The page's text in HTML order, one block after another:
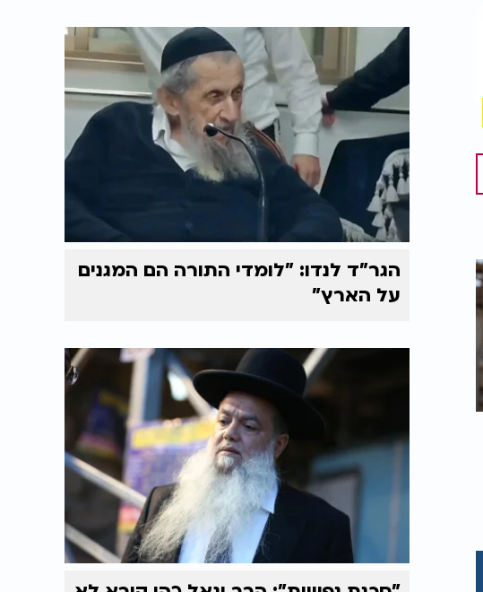
הגר"ד לנדו: "לומדי התורה הם המגנים
על הארץ"